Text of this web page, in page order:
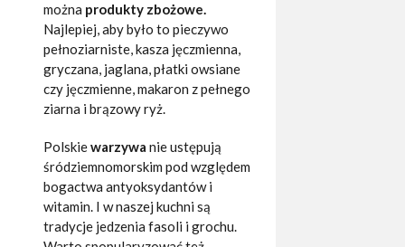
można produkty zbożowe.
Najlepiej, aby było to pieczywo
pełnoziarniste, kasza jęczmienna,
gryczana, jaglana, płatki owsiane
czy jęczmienne, makaron z pełnego
ziarna i brązowy ryż.
Polskiewarzywa nie ustępują
śródziemnomorskim pod względem
bogactwa antyoksydantów i
witamin. I w naszej kuchni są
tradycje jedzenia fasoli i grochu.